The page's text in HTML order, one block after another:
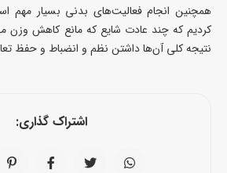
همچنین انجام فعالیت‌های بدنی بسیار
کردیم که چند عادت شایع که مانع کاهش وزن
نتیجه کلی آن‌ها داشتن نظم و انضباط و حفظ
اشتراک گذاری: